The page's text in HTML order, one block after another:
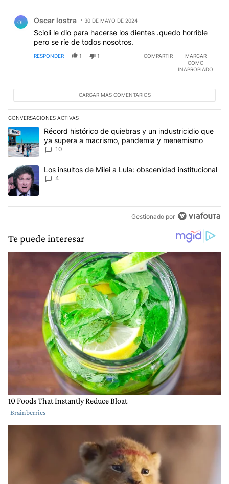
OL Oscar lostra 30 DE MAYO DE 2024
Scioli le dio para hacerse los dientes .quedo horrible
pero se ríe de todos nosotros.
RESPONDER 1 1 COMPARTIR
MARCAR
COMO
INAPROPIADO
CARGAR MÁS COMENTARIOS
CONVERSACIONES ACTIVAS
Este listado muestra los artículos con más comentarios en los
Un artículo de tendencia con el título "Récord histórico de
Récord histórico de quiebras y un industricidio que
ya supera a macrismo, pandemia y menemismo
10
Un artículo de tendencia con el título "Los insultos de Milei a
Los insultos de Milei a Lula: obscenidad institucional
4
Gestionado por